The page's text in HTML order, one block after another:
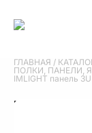
ГЛАВНАЯ /
ПОЛКИ, ПАНЕЛИ,
IMLIGHT панель
IMLIGHT